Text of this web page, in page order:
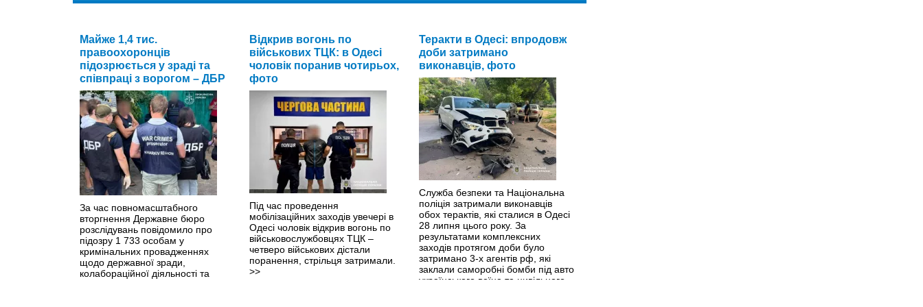
Майже 1,4 тис.
правоохоронців
підозрюється у зраді та
співпраці з ворогом – ДБР
За час повномасштабного
вторгнення Державне бюро
розслідувань повідомило про
підозру 1 733 особам у
кримінальних провадженнях
щодо державної зради,
колабораційної діяльності та
Відкрив вогонь по
військових ТЦК: в Одесі
чоловік поранив чотирьох,
фото
Під час проведення
мобілізаційних заходів увечері в
Одесі чоловік відкрив вогонь по
військовослужбовцях ТЦК –
четверо військових дістали
поранення, стрільця затримали.
>>
Теракти в Одесі: впродовж
доби затримано
виконавців, фото
Служба безпеки та Національна
поліція затримали виконавців
обох терактів, які сталися в Одесі
28 липня цього року. За
результатами комплексних
заходів протягом доби було
затримано 3-х агентів рф, які
заклали саморобні бомби під авто
українського воїна та цивільного